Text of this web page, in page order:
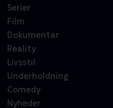
Serier
Film
Dokumentar
Reality
Livsstil
Underholdning
Comedy
Nyheder